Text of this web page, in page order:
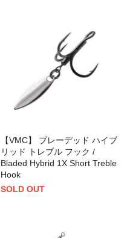
【VMC】 ブレーデッド ハイブ
リッド トレブル フック /
Bladed Hybrid 1X Short Treble
Hook
SOLD OUT